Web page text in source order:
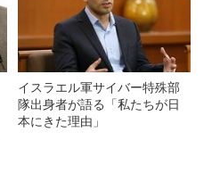
イスラエル軍サイバー特殊部
隊出身者が語る「私たちが日
本にきた理由」